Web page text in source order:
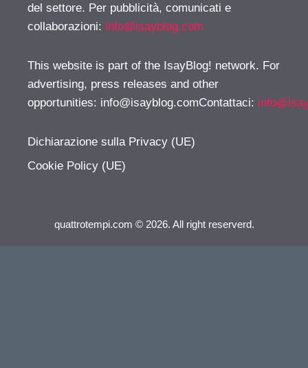
del settore. Per pubblicità, comunicati e
collaborazioni: info@isayblog.com
This website is part of the IsayBlog! network. For
advertising, press releases and other
opportunities: info@isayblog.comContattaci:
Dichiarazione sulla Privacy (UE)
Cookie Policy (UE)
quattrotempi.com © 2026. All right reserverd.